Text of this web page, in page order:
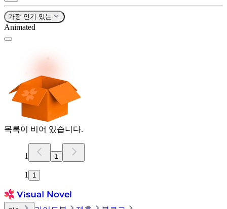
가장 인기 있는
Animated
목록이 비어 있습니다.
1 1
1 1